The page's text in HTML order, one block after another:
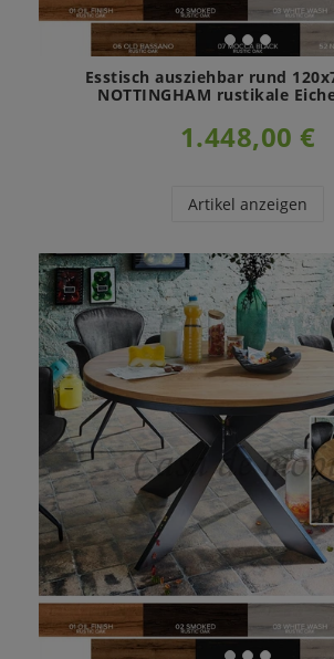
Esstisch ausziehbar rund
NOTTINGHAM rustikale
1.448,00 €
Artikel anzeigen